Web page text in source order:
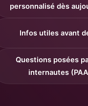
personnalisé dès
Infos utiles avant
Questions posées
internautes